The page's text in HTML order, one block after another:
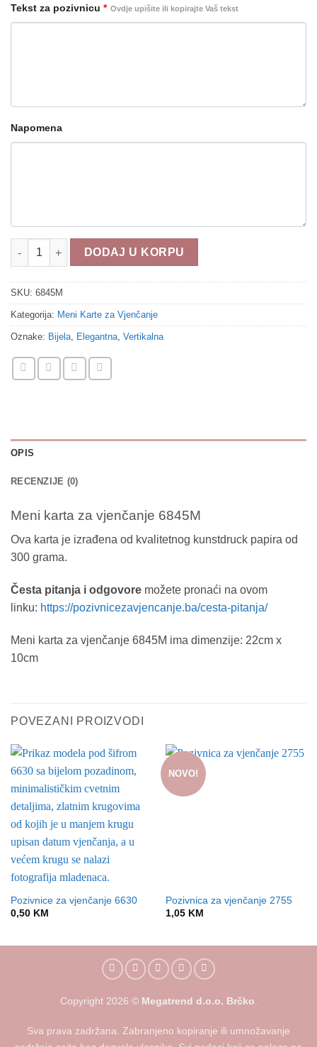
Tekst za pozivnicu * Ovdje upišite ili kopirajte Vaš tekst
Napomena
Meni karta za vjenčanje 6845M količina
DODAJ U KORPU
SKU: 6845M
Kategorija: Meni Karte za Vjenčanje
Oznake: Bijela Elegantna Vertikalna
OPIS
RECENZIJE (0)
Meni karta za vjenčanje 6845M
Ova karta je izrađena od kvalitetnog kunstdruck papira od
300 grama.
Česta pitanja i odgovore možete pronaći na ovom
linku: https://pozivnicezavjencanje.ba/cesta-pitanja/
Meni karta za vjenčanje 6845M ima dimenzije: 22cm x
10cm
POVEZANI PROIZVODI
Pozivnice za vjenčanje 6630
0,50 KM
NOVO!
Pozivnica za vjenčanje 2755
1,05 KM
Copyright 2026 © Megatrend d.o.o. Brčko
Sva prava zadržana. Zabranjeno kopiranje ili umnožavanje